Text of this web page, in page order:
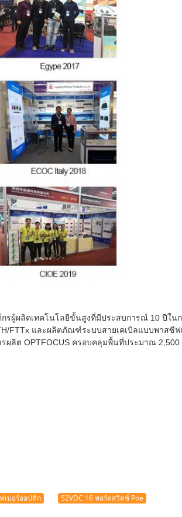
กรผู้ผลิตเทคโนโลยีขั้นสูงที่มีประสบการณ์ 10 ปี
FTTx และผลิตภัณฑ์ระบบสายเคเบิลแบบพาสซีฟ
ลิต OPTFOCUS ครอบคลุมพื้นที่ประมาณ 2,500
เบอร์ออปติก 52VDC 16 พอร์ตสวิตช์ Poe